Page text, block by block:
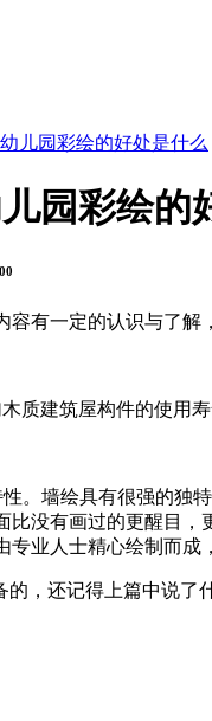
儿园彩绘的好处是什么
园彩绘的
有一定的认识与了
质建筑屋构件的使用
性。墙绘具有很强的独
没有画过的更醒目
业人士精心绘制而成
，还记得上篇中说